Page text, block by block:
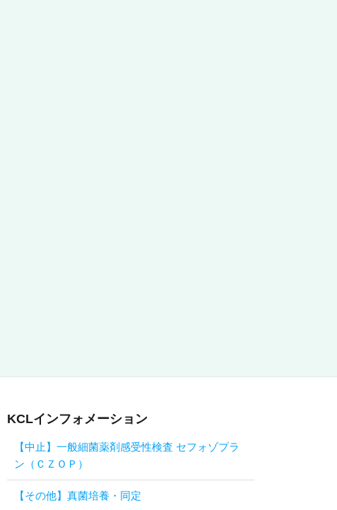
KCLインフォメーション
【中止】一般細菌薬剤感受性検査 セフォゾプラ
【その他】真菌培養・同定
【変更】抗ミュラー管ホルモン （ＡＭＨ）